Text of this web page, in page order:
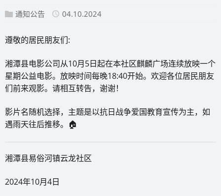
通知公告 04.10.2024
遵敬的居民朋友们:
湘潭县电影公司从10月5日起在本社区麒麟广场连续放映一个
星期公益电影。放映时间每晚18:40开始。欢迎各位居民朋友
们前来观影。请相互转告，谢谢！
影片名随机选择，主题是以抗日战争爱国教育宣传为主，如
遇雨天往后推移。🏠
湘潭县易俗河镇云龙社区
2024年10月4日